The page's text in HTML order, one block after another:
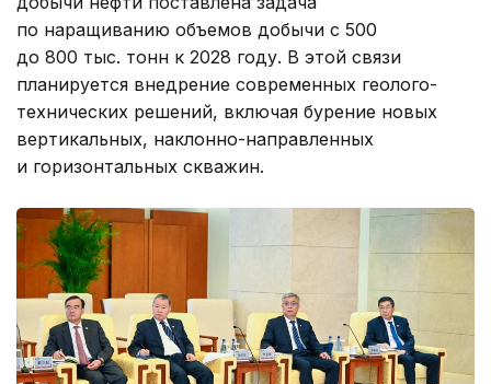
по наращиванию объемов добычи с 500
до 800 тыс. тонн к 2028 году. В этой связи
планируется внедрение современных геолого-
технических решений, включая бурение новых
вертикальных, наклонно-направленных
и горизонтальных скважин.